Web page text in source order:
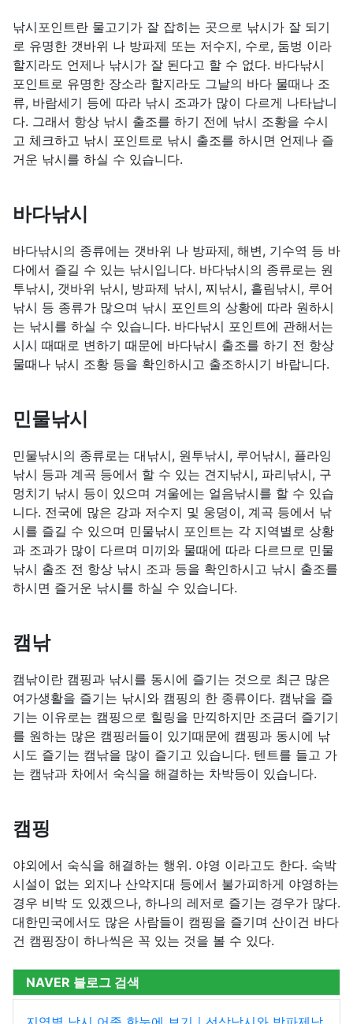
낚시포인트란 물고기가 잘 잡히는 곳으로 낚시가 잘 되기
로 유명한 갯바위 나 방파제 또는 저수지, 수로, 둠벙 이라
할지라도 언제나 낚시가 잘 된다고 할 수 없다. 바다낚시
포인트로 유명한 장소라 할지라도 그날의 바다 물때나 조
류, 바람세기 등에 따라 낚시 조과가 많이 다르게 나타납니
다. 그래서 항상 낚시 출조를 하기 전에 낚시 조황을 수시
고 체크하고 낚시 포인트로 낚시 출조를 하시면 언제나 즐
거운 낚시를 하실 수 있습니다.
바다낚시
바다낚시의 종류에는 갯바위 나 방파제, 해변, 기수역 등 바
다에서 즐길 수 있는 낚시입니다. 바다낚시의 종류로는 원
투낚시, 갯바위 낚시, 방파제 낚시, 찌낚시, 흘림낚시, 루어
낚시 등 종류가 많으며 낚시 포인트의 상황에 따라 원하시
는 낚시를 하실 수 있습니다. 바다낚시 포인트에 관해서는
시시 때때로 변하기 때문에 바다낚시 출조를 하기 전 항상
물때나 낚시 조황 등을 확인하시고 출조하시기 바랍니다.
민물낚시
민물낚시의 종류로는 대낚시, 원투낚시, 루어낚시, 플라잉
낚시 등과 계곡 등에서 할 수 있는 견지낚시, 파리낚시, 구
멍치기 낚시 등이 있으며 겨울에는 얼음낚시를 할 수 있습
니다. 전국에 많은 강과 저수지 및 웅덩이, 계곡 등에서 낚
시를 즐길 수 있으며 민물낚시 포인트는 각 지역별로 상황
과 조과가 많이 다르며 미끼와 물때에 따라 다르므로 민물
낚시 출조 전 항상 낚시 조과 등을 확인하시고 낚시 출조를
하시면 즐거운 낚시를 하실 수 있습니다.
캠낚
캠낚이란 캠핑과 낚시를 동시에 즐기는 것으로 최근 많은
여가생활을 즐기는 낚시와 캠핑의 한 종류이다. 캠낚을 즐
기는 이유로는 캠핑으로 힐링을 만끽하지만 조금더 즐기기
를 원하는 많은 캠핑러들이 있기때문에 캠핑과 동시에 낚
시도 즐기는 캠낚을 많이 즐기고 있습니다. 텐트를 들고 가
는 캠낚과 차에서 숙식을 해결하는 차박등이 있습니다.
캠핑
야외에서 숙식을 해결하는 행위. 야영 이라고도 한다. 숙박
시설이 없는 외지나 산악지대 등에서 불가피하게 야영하는
경우 비박 도 있겠으나, 하나의 레저로 즐기는 경우가 많다.
대한민국에서도 많은 사람들이 캠핑을 즐기며 산이건 바다
건 캠핑장이 하나씩은 꼭 있는 것을 볼 수 있다.
NAVER 블로그 검색